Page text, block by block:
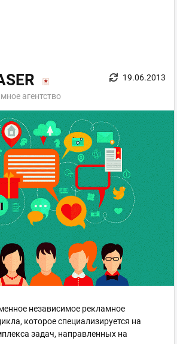
агентство
19.06.2013
независимое рекламное
которое специализируется на
задач, направленных на